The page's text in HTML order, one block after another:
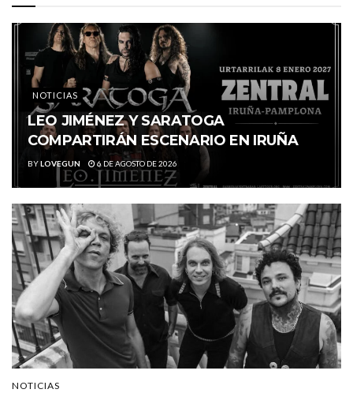
NOTICIAS
LEO JIMÉNEZ Y SARATOGA
COMPARTIRÁN ESCENARIO EN IRUÑA
BYLOVEGUN 6 DE AGOSTO DE 2026
NOTICIAS